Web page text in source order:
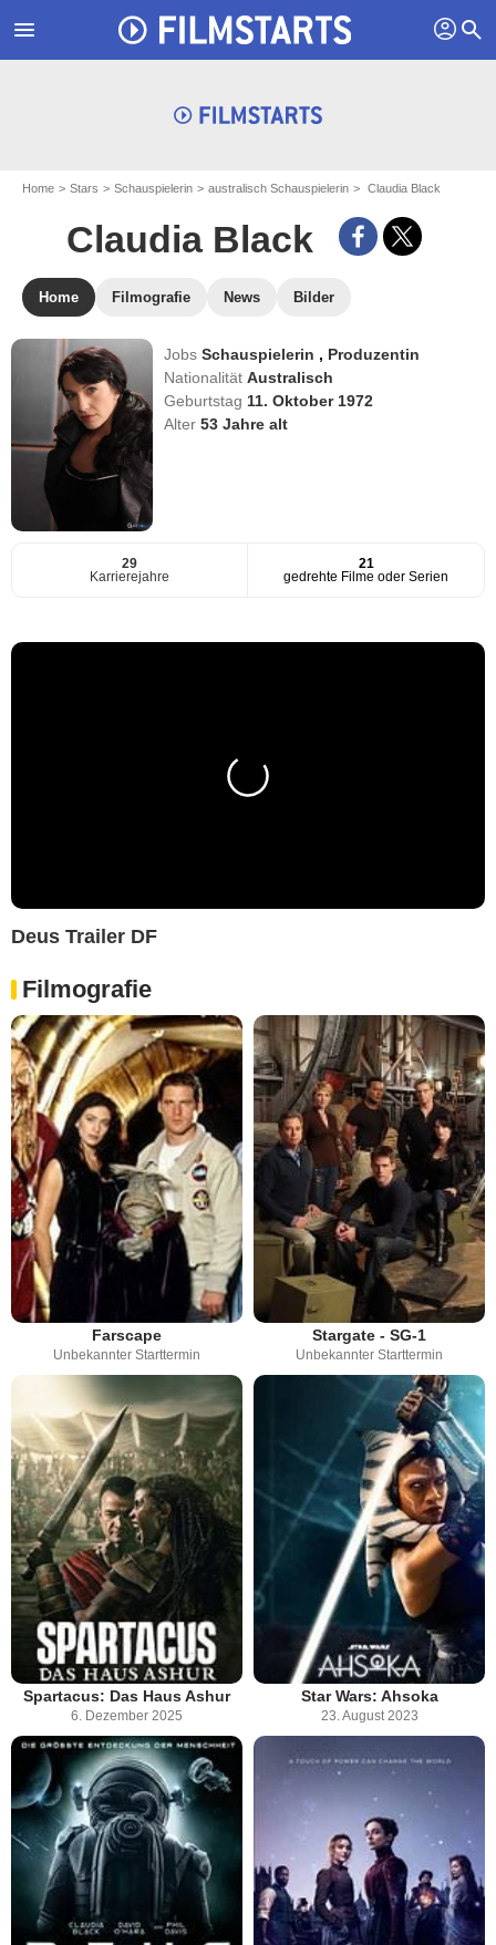
menu profil search
Home Stars Schauspielerin australisch Schauspielerin Claudia Black
Claudia Black
Home Filmografie News Bilder
JobsSchauspielerin , Produzentin
NationalitätAustralisch
Geburtstag 11. Oktober 1972
Alter53 Jahre alt
29
Karrierejahre
21
gedrehte Filme oder Serien
Deus Trailer DF
Filmografie
Farscape
Unbekannter Starttermin
Stargate - SG-1
Unbekannter Starttermin
Spartacus: Das Haus Ashur
6. Dezember 2025
Star Wars: Ahsoka
23. August 2023